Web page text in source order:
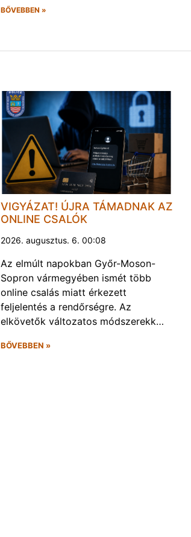
BŐVEBBEN »
VIGYÁZAT! ÚJRA TÁMADNAK AZ
ONLINE CSALÓK
2026. augusztus. 6. 00:08
Az elmúlt napokban Győr-Moson-
Sopron vármegyében ismét több
online csalás miatt érkezett
feljelentés a rendőrségre. Az
elkövetők változatos módszerekk…
BŐVEBBEN »